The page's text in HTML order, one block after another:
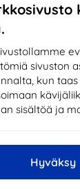
sivuston
kun
sisältöä ja
Hyväksy
Pack -